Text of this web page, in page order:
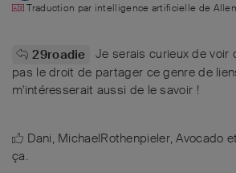
Traduction par intelligence artificielle de
29roadie
Je serais curieux de voir
pas le droit de partager ce genre de
m'intéresserait aussi de le savoir !
Dani, MichaelRothenpieler,Avocado et
ça.